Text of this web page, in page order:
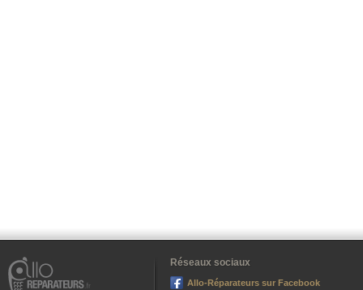
Réseaux sociaux
Allo-Réparateurs sur Facebook